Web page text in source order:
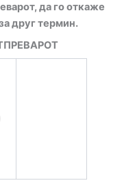
да го откаже
друг термин.